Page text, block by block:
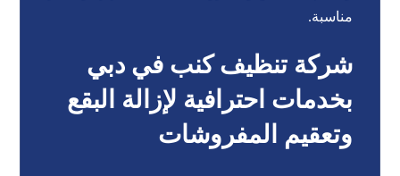
مناسبة.
شركة تنظيف كنب في دبي
بخدمات احترافية لإزالة البقع
وتعقيم المفروشات